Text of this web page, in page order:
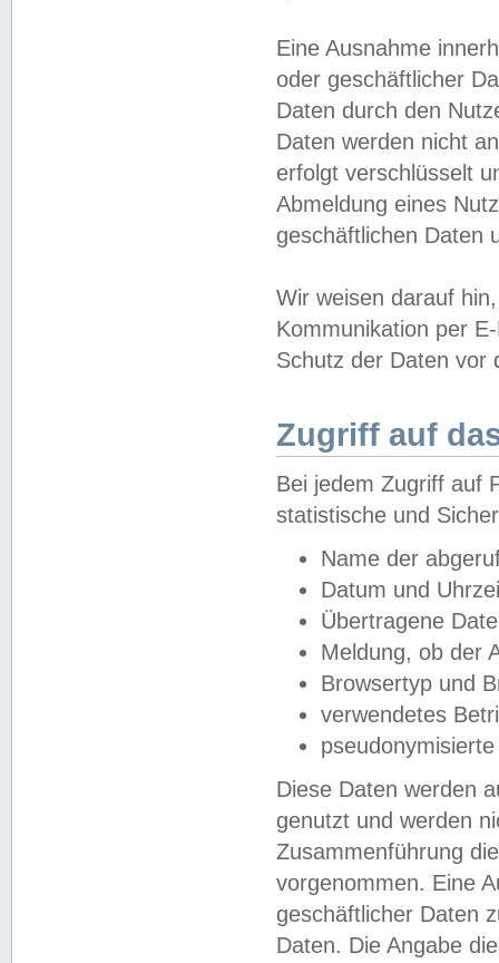
Eine Ausnahme
oder geschäftlicher
Daten durch den
Daten werden nicht
erfolgt verschlüsselt
Abmeldung eines
geschäftlichen Daten
Wir weisen darauf
Kommunikation per
Schutz der Daten vor
Zugriff auf
Bei jedem Zugriff auf
statistische und
Name der
Datum und
Übertragene
Meldung, ob der
Browsertyp und
verwendetes
Diese Daten werden
genutzt und werden
Zusammenführung
vorgenommen. Eine
geschäftlicher Daten
Daten. Die Angabe